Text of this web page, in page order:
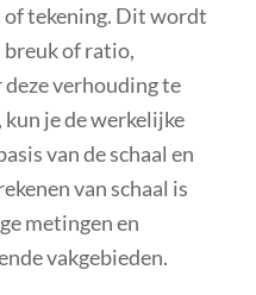
of tekening. Dit wordt
of ratio,
verhouding te
kun je de werkelijke
van de schaal en
van schaal is
metingen en
vakgebieden.